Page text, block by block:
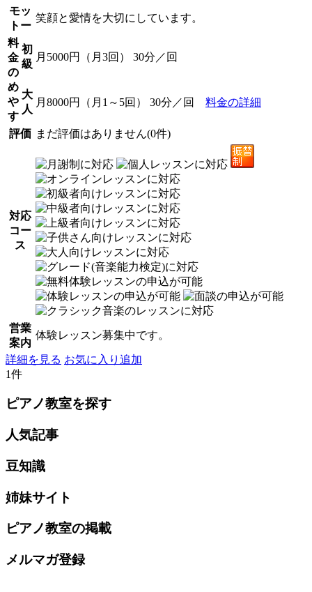
モッ
トー
笑顔と愛情を大切にしています。
料
金
の
め
や
す
初
級
月5000円（月3回） 30分／回
大
人
月8000円（月1～5回） 30分／回 料金の詳細
評価 まだ評価はありません(0件)
対応
コー
ス
営業
案内
体験レッスン募集中です。
詳細を見る お気に入り追加
1件
ピアノ教室を探す
人気記事
豆知識
姉妹サイト
ピアノ教室の掲載
メルマガ登録